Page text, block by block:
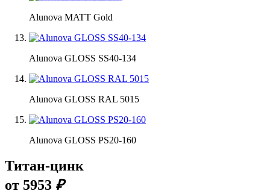
Alunova MATT Gold
Alunova GLOSS SS40-134
Alunova GLOSS RAL 5015
Alunova GLOSS PS20-160
Титан-цинк
от 5953 ₽